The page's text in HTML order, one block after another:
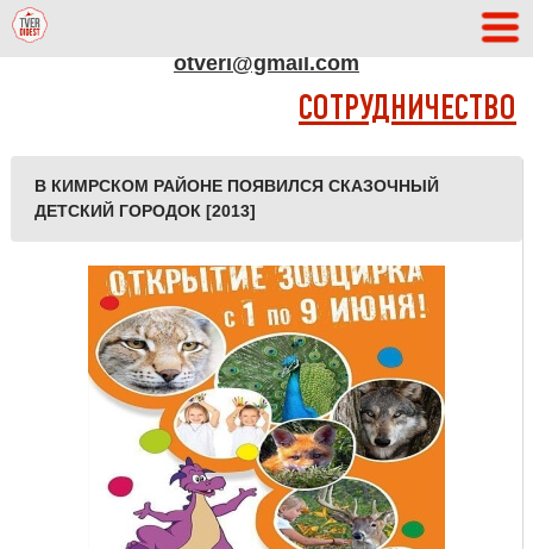
otveri@gmail.com
СОТРУДНИЧЕСТВО
В КИМРСКОМ РАЙОНЕ ПОЯВИЛСЯ СКАЗОЧНЫЙ
ДЕТСКИЙ ГОРОДОК [2013]